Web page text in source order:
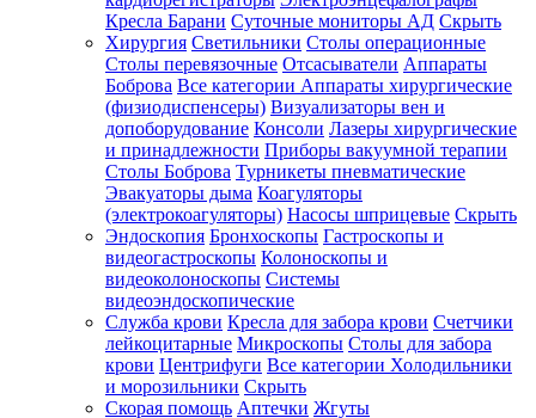
Кресла Барани Суточные мониторы АД Скрыть
Хирургия Светильники Столы операционные
Столы перевязочные Отсасыватели Аппараты
Боброва Все категории Аппараты хирургические
(физиодиспенсеры) Визуализаторы вен и
допоборудование Консоли Лазеры хирургические
и принадлежности Приборы вакуумной терапии
Столы Боброва Турникеты пневматические
Эвакуаторы дыма Коагуляторы
(электрокоагуляторы) Насосы шприцевые Скрыть
Эндоскопия Бронхоскопы Гастроскопы и
видеогастроскопы Колоноскопы и
видеоколоноскопы Системы
видеоэндоскопические
Служба крови Кресла для забора крови Счетчики
лейкоцитарные Микроскопы Столы для забора
крови Центрифуги Все категории Холодильники
и морозильники Скрыть
Скорая помощь Аптечки Жгуты